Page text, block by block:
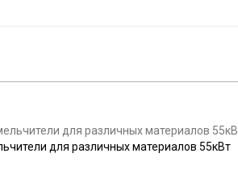
для различных материалов 55кВт